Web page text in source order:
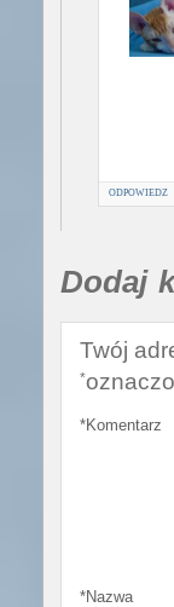
ODPOWIEDZ
Dodaj
Twój
*
Komentarz
*
Nazwa
*